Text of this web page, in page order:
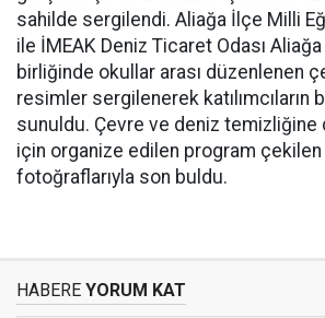
sahilde sergilendi. Aliağa İlçe Milli
ile İMEAK Deniz Ticaret Odası
birliğinde okullar arası düzenlenen
resimler sergilenerek katılımcıların
sunuldu. Çevre ve deniz
için organize edilen program çekilen
fotoğraflarıyla son buldu.
HABERE YORUM KAT